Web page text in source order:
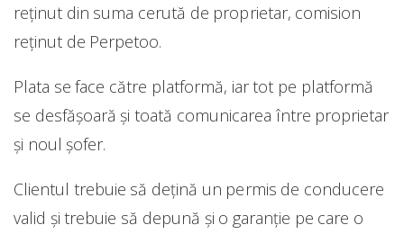
reținut din suma cerută de proprietar, comision
reținut de Perpetoo.
Plata se face către platformă, iar tot pe platformă
se desfășoară și toată comunicarea între proprietar
și noul șofer.
Clientul trebuie să dețină un permis de conducere
valid și trebuie să depună și o garanție pe care o